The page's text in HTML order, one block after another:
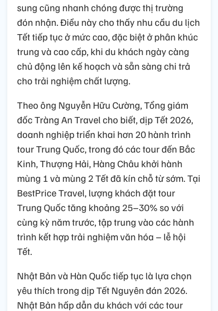
sung cũng nhanh chóng được thị trường
đón nhận. Điều này cho thấy nhu cầu du lịch
Tết tiếp tục ở mức cao, đặc biệt ở phân khúc
trung và cao cấp, khi du khách ngày càng
chủ động lên kế hoạch và sẵn sàng chi trả
cho trải nghiệm chất lượng.
Theo ông Nguyễn Hữu Cường, Tổng giám
đốc Tràng An Travel cho biết, dịp Tết 2026,
doanh nghiệp triển khai hơn 20 hành trình
tour Trung Quốc, trong đó các tour đến Bắc
Kinh, Thượng Hải, Hàng Châu khởi hành
mùng 1 và mùng 2 Tết đã kín chỗ từ sớm. Tại
BestPrice Travel, lượng khách đặt tour
Trung Quốc tăng khoảng 25–30% so với
cùng kỳ năm trước, tập trung vào các hành
trình kết hợp trải nghiệm văn hóa – lễ hội
Tết.
Nhật Bản và Hàn Quốc tiếp tục là lựa chọn
yêu thích trong dịp Tết Nguyên đán 2026.
Nhật Bản hấp dẫn du khách với các tour